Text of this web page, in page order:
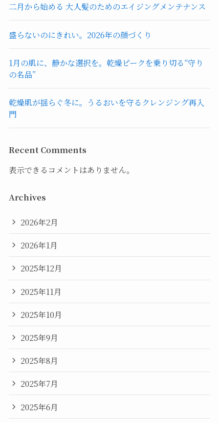
二月から始める 大人髪のためのエイジングメンテナンス
盛らないのにきれい。2026年の顔づくり
1月の肌に、静かな選択を。乾燥ピークを乗り切る“守り
の名品”
乾燥肌が揺らぐ冬に。うるおいを守るクレンジング再入
門
Recent Comments
表示できるコメントはありません。
Archives
2026年2月
2026年1月
2025年12月
2025年11月
2025年10月
2025年9月
2025年8月
2025年7月
2025年6月